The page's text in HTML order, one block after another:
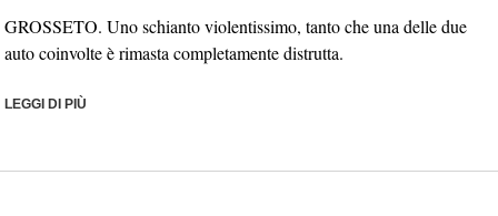
GROSSETO. Uno schianto violentissimo, tanto che una delle due
auto coinvolte è rimasta completamente distrutta.
LEGGI DI PIÙ